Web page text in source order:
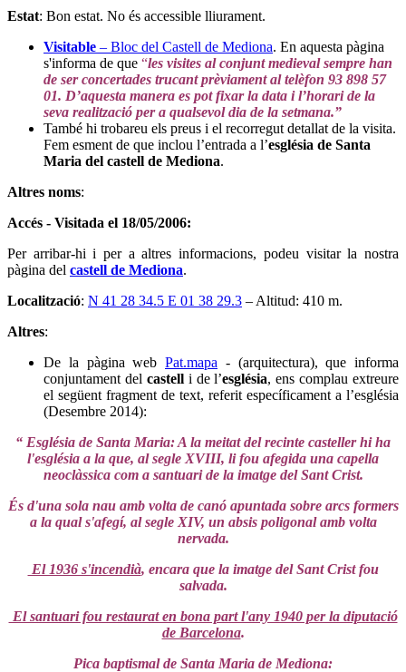
Estat: Bon estat. No és accessible lliurament.
Visitable – Bloc del Castell de Mediona. En aquesta pàgina
s'informa de que “les visites al conjunt medieval sempre han
de ser concertades trucant prèviament al telèfon 93 898 57
01. D’aquesta manera es pot fixar la data i l’horari de la
seva realització per a qualsevol dia de la setmana.”
També hi trobareu els preus i el recorregut detallat de la visita.
Fem esment de que inclou l’entrada a l’església de Santa
Maria del castell de Mediona.
Altres noms:
Accés - Visitada el 18/05/2006:
Per arribar-hi i per a altres informacions, podeu visitar la nostra
pàgina del castell de Mediona.
Localització: N 41 28 34.5 E 01 38 29.3 – Altitud: 410 m.
Altres:
De la pàgina web Pat.mapa - (arquitectura), que informa
conjuntament del castelli de l’església, ens complau extreure
el següent fragment de text, referit específicament a l’església
(Desembre 2014):
“ Església de Santa Maria: A la meitat del recinte casteller hi ha
l'església a la que, al segle XVIII, li fou afegida una capella
neoclàssica com a santuari de la imatge del Sant Crist.
És d'una sola nau amb volta de canó apuntada sobre arcs formers
a la qual s'afegí, al segle XIV, un absis poligonal amb volta
nervada.
El 1936 s'incendià, encara que la imatge del Sant Crist fou
salvada.
El santuari fou restaurat en bona part l'any 1940 per la diputació
de Barcelona.
Pica baptismal de Santa Maria de Mediona: